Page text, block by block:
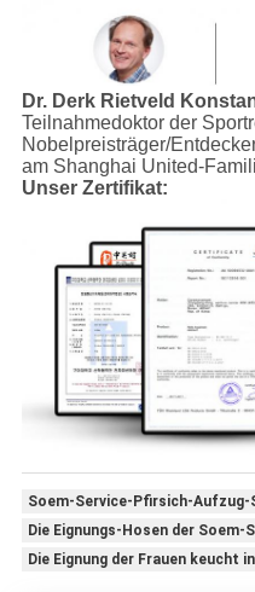
Dr. Derk Rietveld
Teilnahmedoktor der
Nobelpreisträger/
am Shanghai United-
Unser Zertifikat:
Soem-Service-Pfirsich-
Die Eignungs-Hosen der Soem-
Die Eignung der Frauen keucht